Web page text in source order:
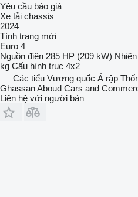
Yêu cầu báo giá
Xe tải chassis
2024
Tình trạng mới
Euro 4
Nguồn điện 285 HP (209 kW)
kg Cấu hình trục 4x2
Các tiểu Vương quốc Ả rập
Ghassan Aboud Cars and
Liên hệ với người bán